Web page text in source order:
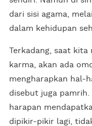
dari sisi agama,
dalam kehidupan
Terkadang, saat kita
karma, akan ada
mengharapkan hal-
disebut juga
harapan
dipikir-pikir lagi,